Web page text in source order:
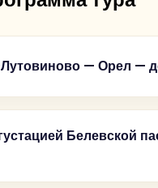
Лутовиново — Орел —
тура"
Белевской